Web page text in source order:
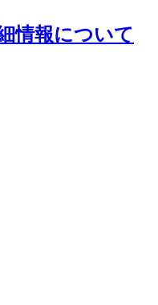
情報について